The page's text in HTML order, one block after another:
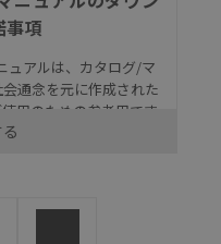
事項
ュアルは、カタログ/マ
通念を元に作成された
用のための参考用です
ついては十分にご配慮
システム全体として